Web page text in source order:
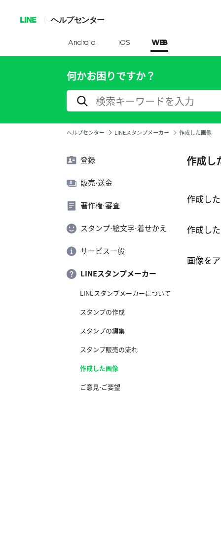
LINE ヘルプセンター
Android iOS WEB
何かお困りですか？
ヘルプセンター LINEスタンプメーカー 作成した画像
登録
販売⋅送金
著作権⋅審査
スタンプ⋅絵文字⋅着せかえ
サービス一般
LINEスタンプメーカー
LINEスタンプメーカーについて
スタンプの作成
スタンプの編集
スタンプ販売の流れ
作成した画像
ご意見⋅ご要望
作成し
作成し
作成し
画像を